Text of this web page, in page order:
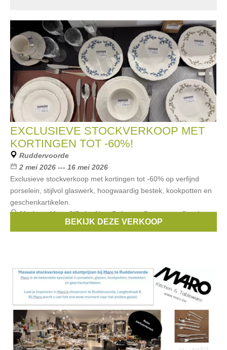
EXCLUSIEVE STOCKVERKOOP MET
KORTINGEN TOT -60%!
Ruddervoorde
2 mei 2026 --- 16 mei 2026
Exclusieve stockverkoop met kortingen tot -60% op verfijnd
porselein, stijlvol glaswerk, hoogwaardig bestek, kookpotten en
geschenkartikelen.
Merken:Marc O'Polo,New Balance,Demeyere,Staub,
BEKIJK DEZE VERKOOP